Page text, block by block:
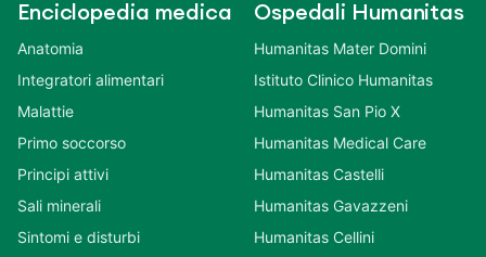
Enciclopedia medica
Anatomia
Integratori alimentari
Malattie
Primo soccorso
Principi attivi
Sali minerali
Sintomi e disturbi
Ospedali Humanitas
Humanitas Mater Domini
Istituto Clinico Humanitas
Humanitas San Pio X
Humanitas Medical Care
Humanitas Castelli
Humanitas Gavazzeni
Humanitas Cellini